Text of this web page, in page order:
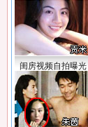
闺房视频自拍曝光